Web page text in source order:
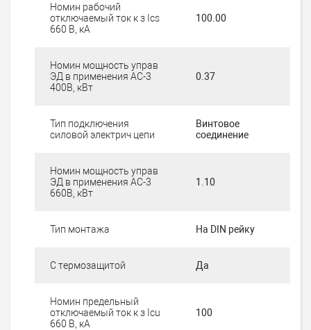
Номин рабочий
отключаемый ток к з Iсs
660 В, кА
100.00
Номин мощность управ
ЭД в применения АС-3
400В, кВт
0.37
Тип подключения
силовой электрич цепи
Винтовое
соединение
Номин мощность управ
ЭД в применения АС-3
660В, кВт
1.10
Тип монтажа На DIN рейку
С термозащитой Да
Номин предельный
отключаемый ток к з Iсu
660 В, кА
100